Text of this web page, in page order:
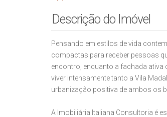
Descrição do Imóvel
Pensando em estilos de vida
compactas para receber pessoas
encontro, enquanto a fachada ativa
viver intensamente tanto a Vila
urbanização positiva de ambos os
A Imobiliária Italiana Consultoria é